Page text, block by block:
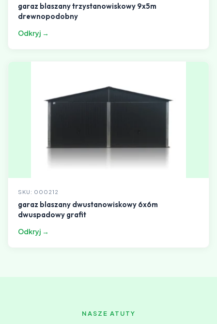
garaz blaszany trzystanowiskowy 9x5m
drewnopodobny
Odkryj →
SKU: 000212
garaz blaszany dwustanowiskowy 6x6m
dwuspadowy grafit
Odkryj →
NASZE ATUTY